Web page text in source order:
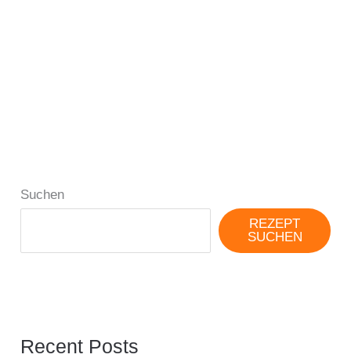
Suchen
REZEPT
SUCHEN
Recent Posts